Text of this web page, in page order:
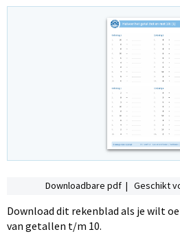
Downloadbare pdf | Geschikt
Download dit rekenblad als je wilt
van getallen t/m 10.